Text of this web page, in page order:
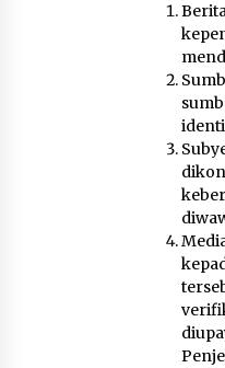
7 TAHUN
SIDAK
Sidak4 hari